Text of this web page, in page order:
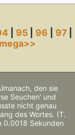
95 96 97
den sie
Seuchen' und
nicht genau
des Wortes. (T.
0.0018 Sekunden